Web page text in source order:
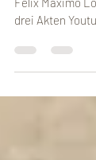
"Der Unsinn
drei Akten